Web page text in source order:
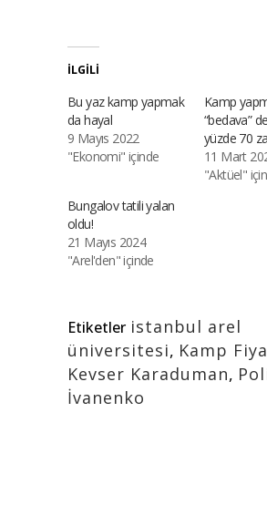
İLGILI
Bu yaz kamp yapmak
da hayal
9 Mayıs 2022
"Ekonomi" içinde
Kamp
“bedava”
yüzde 70
11 Mart
"Aktüel"
Bungalov tatili yalan
oldu!
21 Mayıs 2024
"Arel'den" içinde
Etiketler istanbul arel
üniversitesi, Kamp
Kevser Karaduman,
İvanenko